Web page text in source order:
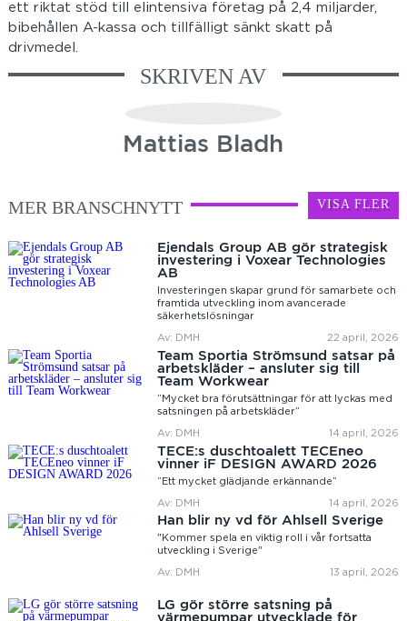
ett riktat stöd till elintensiva företag på 2,4 miljarder,
bibehållen A-kassa och tillfälligt sänkt skatt på
drivmedel.
SKRIVEN AV
Mattias Bladh
MER BRANSCHNYTT VISA FLER
Ejendals Group AB gör strategisk
investering i Voxear Technologies
AB
Investeringen skapar grund för samarbete och
framtida utveckling inom avancerade
säkerhetslösningar
Av: DMH 22 april, 2026
Team Sportia Strömsund satsar på
arbetskläder – ansluter sig till
Team Workwear
”Mycket bra förutsättningar för att lyckas med
satsningen på arbetskläder”
Av: DMH 14 april, 2026
TECE:s duschtoalett TECEneo
vinner iF DESIGN AWARD 2026
”Ett mycket glädjande erkännande”
Av: DMH 14 april, 2026
Han blir ny vd för Ahlsell Sverige
"Kommer spela en viktig roll i vår fortsatta
utveckling i Sverige"
Av: DMH 13 april, 2026
LG gör större satsning på
värmepumpar utvecklade för